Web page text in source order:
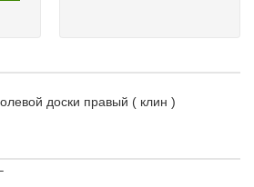
доски правый ( клин )